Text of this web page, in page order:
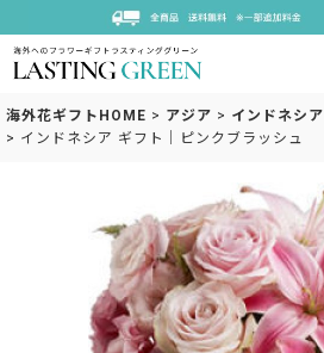
海外花ギフトHOME > アジア > インドネシア
> インドネシア ギフト｜ピンクブラッシュ